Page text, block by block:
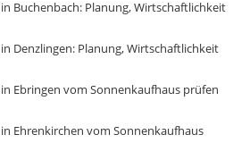
Buchenbach: Planung, Wirtschaftlichkeit
Denzlingen: Planung, Wirtschaftlichkeit
Ebringen vom Sonnenkaufhaus prüfen
Ehrenkirchen vom Sonnenkaufhaus